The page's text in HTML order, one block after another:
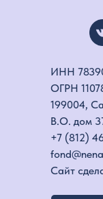
ИНН
ОГРН
199004,
В.О. дом
+7 (812)
Сайт